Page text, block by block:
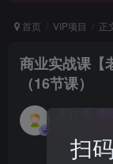
首页 VIP项目 正
商业实战课【
（16节课）
扫